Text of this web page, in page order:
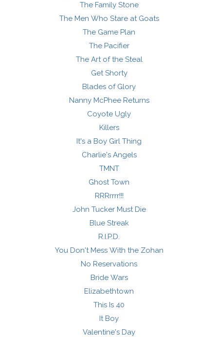
The Family Stone
The Men Who Stare at Goats
The Game Plan
The Pacifier
The Art of the Steal
Get Shorty
Blades of Glory
Nanny McPhee Returns
Coyote Ugly
Killers
It's a Boy Girl Thing
Charlie's Angels
TMNT
Ghost Town
RRRrrrr!!!
John Tucker Must Die
Blue Streak
R.I.P.D.
You Don't Mess With the Zohan
No Reservations
Bride Wars
Elizabethtown
This Is 40
It Boy
Valentine's Day